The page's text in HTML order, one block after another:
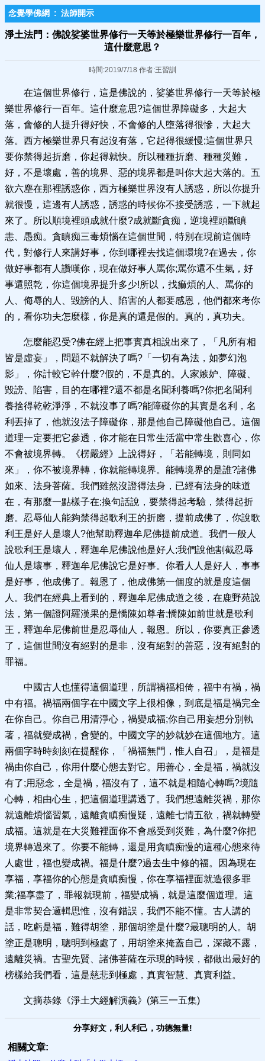
念覺學佛網 : 法師開示
淨土法門：佛說娑婆世界修行一天等於極樂世界修行一百年，
這什麼意思？
時間:2019/7/18 作者:王習訓
在這個世界修行，這是佛說的，娑婆世界修行一天等於極
樂世界修行一百年。這什麼意思?這個世界障礙多，大起大
落，會修的人提升得好快，不會修的人墮落得很慘，大起大
落。西方極樂世界只有起沒有落，它起得很緩慢;這個世界只
要你禁得起折磨，你起得就快。所以種種折磨、種種災難，
好，不是壞處，善的境界、惡的境界都是叫你大起大落的。五
欲六塵在那裡誘惑你，西方極樂世界沒有人誘惑，所以你提升
就很慢，這邊有人誘惑，誘惑的時候你不接受誘惑，一下就起
來了。所以順境裡頭成就什麼?成就斷貪痴，逆境裡頭斷瞋
恚、愚痴。貪瞋痴三毒煩惱在這個世間，特別在現前這個時
代，對修行人來講好事，你到哪裡去找這個環境?在過去，你
做好事都有人讚嘆你，現在做好事人罵你;罵你還不生氣，好
事還照乾，你這個境界提升多少!所以，找痲煩的人、罵你的
人、侮辱的人、毀謗的人、陷害的人都要感恩，他們都來考你
的，看你功夫怎麼樣，你是真的還是假的。真的，真功夫。
怎麼能忍受?佛在經上把事實真相說出來了，「凡所有相
皆是虛妄」，問題不就解決了嗎?「一切有為法，如夢幻泡
影」，你計較它幹什麼?假的，不是真的。人家嫉妒、障礙、
毀謗、陷害，目的在哪裡?還不都是名聞利養嗎?你把名聞利
養捨得乾乾淨淨，不就沒事了嗎?能障礙你的其實是名利，名
利丟掉了，他就沒法子障礙你，那是他自己障礙他自己。這個
道理一定要把它參透，你才能在日常生活當中常生歡喜心，你
不會被境界轉。《楞嚴經》上說得好，「若能轉境，則同如
來」，你不被境界轉，你就能轉境界。能轉境界的是誰?諸佛
如來、法身菩薩。我們雖然沒證得法身，已經有法身的味道
在，有那麼一點樣子在;換句話說，要禁得起考驗，禁得起折
磨。忍辱仙人能夠禁得起歌利王的折磨，提前成佛了，你說歌
利王是好人是壞人?他幫助釋迦牟尼佛提前成道。我們一般人
說歌利王是壞人，釋迦牟尼佛說他是好人;我們說他割截忍辱
仙人是壞事，釋迦牟尼佛說它是好事。你看人人是好人，事事
是好事，他成佛了。報恩了，他成佛第一個度的就是度這個
人。我們在經典上看到的，釋迦牟尼佛成道之後，在鹿野苑說
法，第一個證阿羅漢果的是憍陳如尊者;憍陳如前世就是歌利
王，釋迦牟尼佛前世是忍辱仙人，報恩。所以，你要真正參透
了，這個世間沒有絕對的是非，沒有絕對的善惡，沒有絕對的
罪福。
中國古人也懂得這個道理，所謂禍福相倚，福中有禍，禍
中有福。禍福兩個字在中國文字上很相像，到底是福是禍完全
在你自己。你自己用清淨心，禍變成福;你自己用妄想分別執
著，福就變成禍，會變的。中國文字的妙就妙在這個地方。這
兩個字時時刻刻在提醒你，「禍福無門，惟人自召」，是福是
禍由你自己，你用什麼心態去對它。用善心，全是福，禍就沒
有了;用惡念，全是禍，福沒有了，這不就是相隨心轉嗎?境隨
心轉，相由心生，把這個道理講透了。我們想遠離災禍，那你
就遠離煩惱習氣，遠離貪瞋痴慢疑，遠離七情五欲，禍就轉變
成福。這就是在大災難裡面你不會感受到災難，為什麼?你把
境界轉過來了。你要不能轉，還是用貪瞋痴慢的這種心態來待
人處世，福也變成禍。福是什麼?過去生中修的福。因為現在
享福，享福你的心態是貪瞋痴慢，你在享福裡面就造很多罪
業;福享盡了，罪報就現前，福變成禍，就是這麼個道理。這
是非常契合邏輯思惟，沒有錯誤，我們不能不懂。古人講的
話，吃虧是福，難得胡塗，那個胡塗是什麼?最聰明的人。胡
塗正是聰明，聰明到極處了，用胡塗來掩蓋自己，深藏不露，
遠離災禍。古聖先賢、諸佛菩薩在示現的時候，都做出最好的
榜樣給我們看，這是慈悲到極處，真實智慧、真實利益。
文摘恭錄《淨土大經解演義》(第三一五集)
分享好文，利人利己，功德無量!
相關文章: